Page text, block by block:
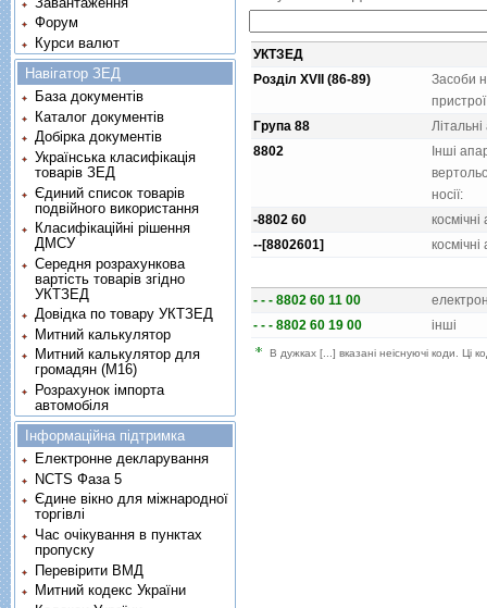
УКТЗЕД
Розділ XVII (86-89)
Засоби
Група 88
Лiтальнi
8802
Iншi
носiї:
-8802 60
космiчнi
--[8802601]
космiчнi
- - - 8802 60 11 00
- - - 8802 60 19 00
iншi
В дужках [...] вказані неіснуючі коди. Ці
Форум
Курси валют
Навігатор ЗЕД
База документів
Каталог документів
Добірка документів
Українська класифікація
товарів ЗЕД
Єдиний список товарів
подвійного використання
Класифікаційні рішення
ДМСУ
Середня розрахункова
вартість товарів згідно
УКТЗЕД
Довідка по товару УКТЗЕД
Митний калькулятор
Митний калькулятор для
громадян (М16)
Розрахунок імпорта
автомобіля
Інформаційна підтримка
Електронне декларування
NCTS Фаза 5
Єдине вікно для міжнародної
торгівлі
Час очікування в пунктах
пропуску
Перевірити ВМД
Митний кодекс України